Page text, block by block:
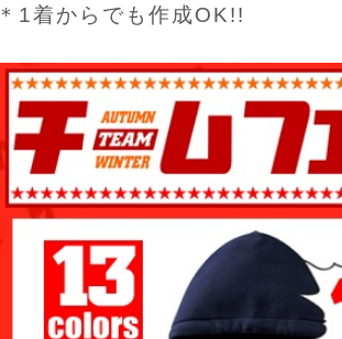
＊1着からでも作成OK!!